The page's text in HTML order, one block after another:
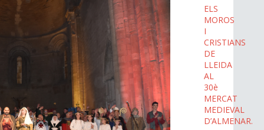
ELS
MOROS
I
CRISTIANS
DE
LLEIDA
AL
30è
MERCAT
MEDIEVAL
D’ALMENAR.